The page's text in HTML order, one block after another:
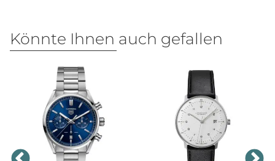
Könnte Ihnen auch gefallen